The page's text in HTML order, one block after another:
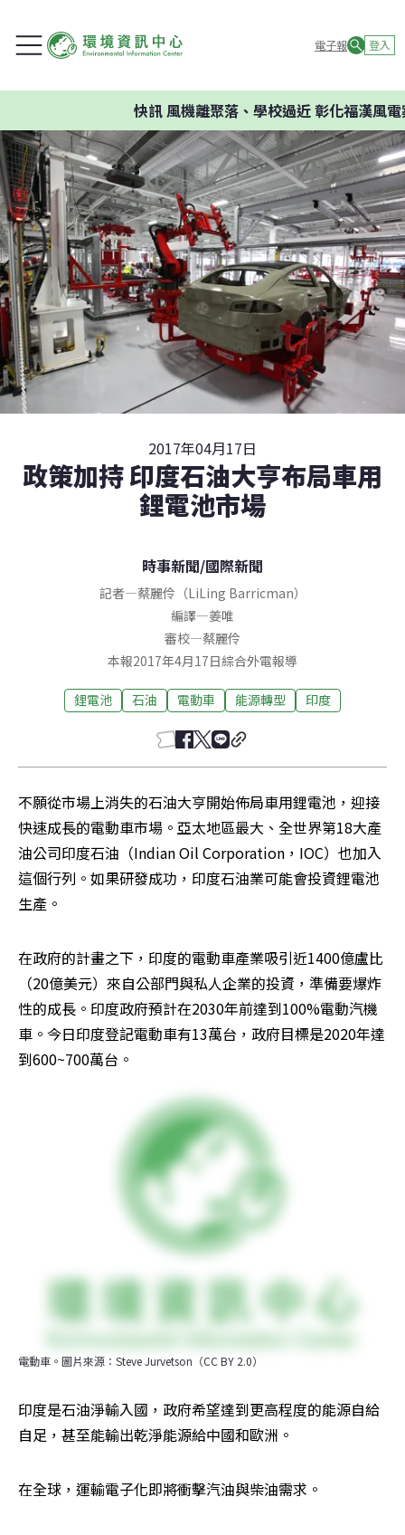
電子報 登入
快訊風機離聚落、學校過近 彰化福漢風電案
2017年04月17日
政策加持 印度石油大亨布局車用
鋰電池市場
時事新聞/國際新聞
記者—蔡麗伶（LiLing Barricman）
編譯—姜唯
審校—蔡麗伶
本報2017年4月17日綜合外電報導
鋰電池 石油 電動車 能源轉型 印度
不願從市場上消失的石油大亨開始佈局車用鋰電池，迎接
快速成長的電動車市場。亞太地區最大、全世界第18大產
油公司印度石油（Indian Oil Corporation，IOC）也加入
這個行列。如果研發成功，印度石油業可能會投資鋰電池
生產。
在政府的計畫之下，印度的電動車產業吸引近1400億盧比
（20億美元）來自公部門與私人企業的投資，準備要爆炸
性的成長。印度政府預計在2030年前達到100%電動汽機
車。今日印度登記電動車有13萬台，政府目標是2020年達
到600~700萬台。
電動車。圖片來源：Steve Jurvetson（CC BY 2.0）
印度是石油淨輸入國，政府希望達到更高程度的能源自給
自足，甚至能輸出乾淨能源給中國和歐洲。
在全球，運輸電子化即將衝擊汽油與柴油需求。